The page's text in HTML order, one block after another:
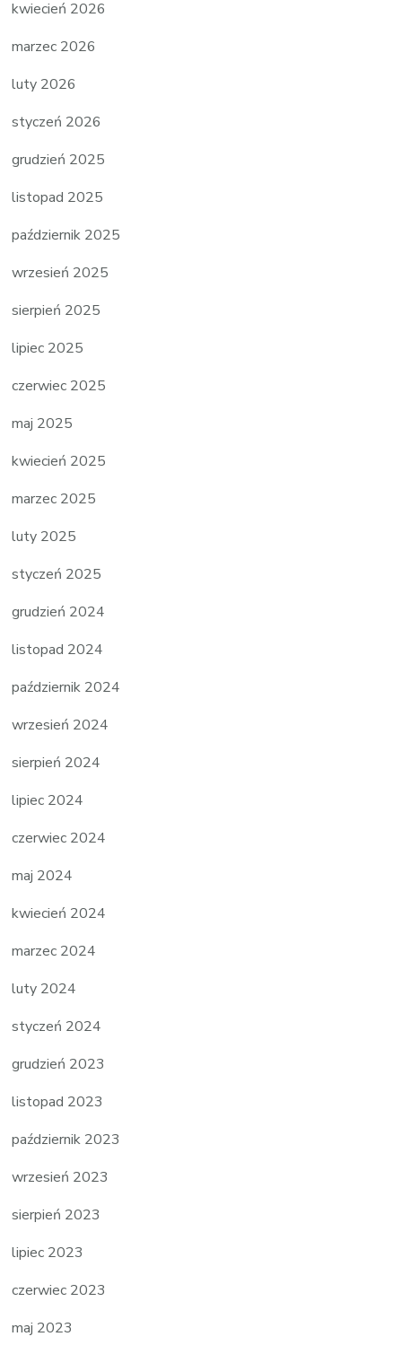
kwiecień 2026
marzec 2026
luty 2026
styczeń 2026
grudzień 2025
listopad 2025
październik 2025
wrzesień 2025
sierpień 2025
lipiec 2025
czerwiec 2025
maj 2025
kwiecień 2025
marzec 2025
luty 2025
styczeń 2025
grudzień 2024
listopad 2024
październik 2024
wrzesień 2024
sierpień 2024
lipiec 2024
czerwiec 2024
maj 2024
kwiecień 2024
marzec 2024
luty 2024
styczeń 2024
grudzień 2023
listopad 2023
październik 2023
wrzesień 2023
sierpień 2023
lipiec 2023
czerwiec 2023
maj 2023